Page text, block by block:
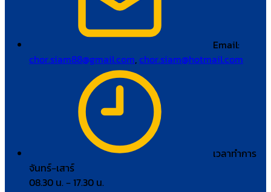
Email:
chor.siam88@gmail.com,chor.siam@hotmail.com
เวลาทำการ
จันทร์–เสาร์
08.30 น. – 17.30 น.